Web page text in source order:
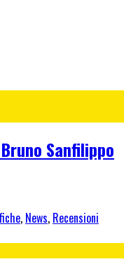
Sanfilippo
, News, Recensioni